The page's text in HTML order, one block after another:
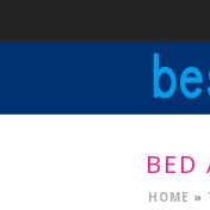
BED
HOME »